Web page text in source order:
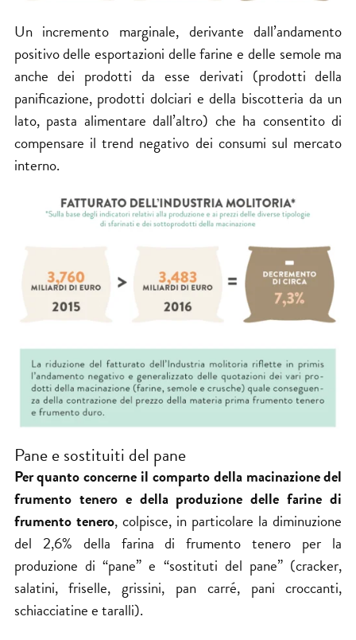
Un incremento marginale, derivante dall’andamento
positivo delle esportazioni delle farine e delle semole ma
anche dei prodotti da esse derivati (prodotti della
panificazione, prodotti dolciari e della biscotteria da un
lato, pasta alimentare dall’altro) che ha consentito di
compensare il trend negativo dei consumi sul mercato
interno.
Pane e sostituiti del pane
Per quanto concerne il comparto della macinazionedel
frumento tenero e della produzione delle farine di
frumento tenero, colpisce, in particolare la diminuzione
del 2,6% della farina di frumento tenero per la
produzione di “pane” e “sostituti del pane” (cracker,
salatini, friselle, grissini, pan carré, pani croccanti,
schiacciatine e taralli).